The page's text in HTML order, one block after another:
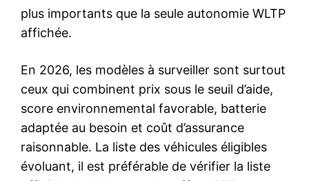
plus importants que la seule autonomie WLTP
affichée.
En 2026, les modèles à surveiller sont surtout
ceux qui combinent prix sous le seuil d’aide,
score environnemental favorable, batterie
adaptée au besoin et coût d’assurance
raisonnable. La liste des véhicules éligibles
évoluant, il est préférable de vérifier la liste